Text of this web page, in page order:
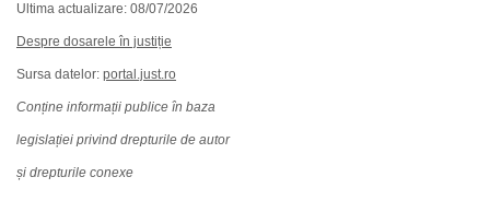
Ultima actualizare: 08/07/2026
Despre dosarele în justiție
Sursa datelor: portal.just.ro
Conține informații publice în baza
legislației privind drepturile de autor
și drepturile conexe